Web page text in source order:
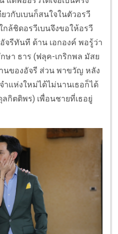
วกับเบนก็สนใจในตัวอรวี
ล้ชิดอรวีเบนจึงขอให้อรวี
จรีทันที ด้าน เอกองค์ พอรู้ว่า
ษา ธาร (ฟลุค-เกริกพล มัสย
นของอัจรี ส่วน พาขวัญ หลัง
ำแห่งใหม่ได้ไม่นานเธอก็ได้
กิตติพร) เพื่อนชายที่เธอยู่